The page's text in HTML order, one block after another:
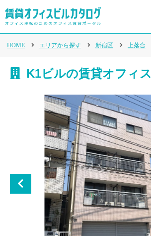
HOME エリアから探す 新宿区 上落合
K1ビルの賃貸オフィス